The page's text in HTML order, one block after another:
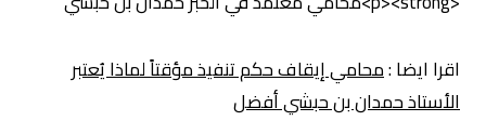
اقرا ايضا :محامي إيقاف حكم تنفيذ مؤقتاً لماذا يُعتبر
الأستاذ حمدان بن حبشي أفضل